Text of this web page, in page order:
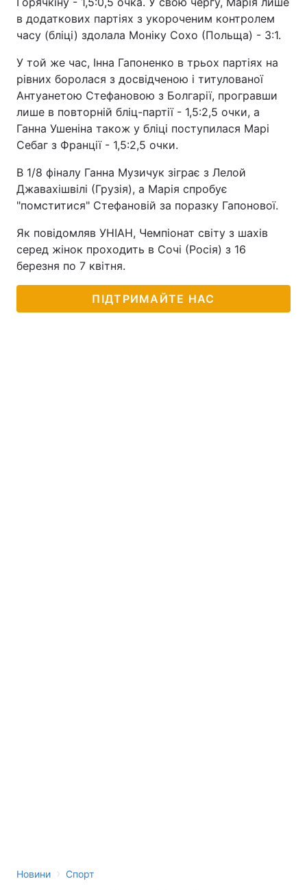
в додаткових партіях з укороченим контролем
часу (бліці) здолала Моніку Сохо (Польща) - 3:1.
У той же час, Інна Гапоненко в трьох партіях на
рівних боролася з досвідченою і титулованої
Антуанетою Стефановою з Болгарії, програвши
лише в повторній бліц-партії - 1,5:2,5 очки, а
Ганна Ушеніна також у бліці поступилася Марі
Себаг з Франції - 1,5:2,5 очки.
В 1/8 фіналу Ганна Музичук зіграє з Лелой
Джавахішвілі (Грузія), а Марія спробує
"помститися" Стефановій за поразку Гапонової.
Як повідомляв УНІАН, Чемпіонат світу з шахів
серед жінок проходить в Сочі (Росія) з 16
березня по 7 квітня.
ПІДТРИМАЙТЕ НАС
Новини › Спорт